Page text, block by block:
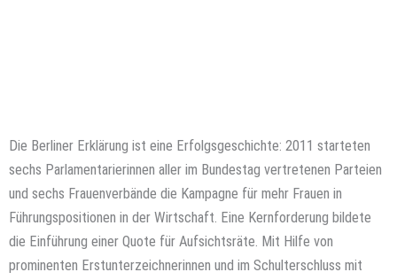
Die Berliner Erklärung ist eine Erfolgsgeschichte: 2011 starteten
sechs Parlamentarierinnen aller im Bundestag vertretenen Parteien
und sechs Frauenverbände die Kampagne für mehr Frauen in
Führungspositionen in der Wirtschaft. Eine Kernforderung bildete
die Einführung einer Quote für Aufsichtsräte. Mit Hilfe von
prominenten Erstunterzeichnerinnen und im Schulterschluss mit